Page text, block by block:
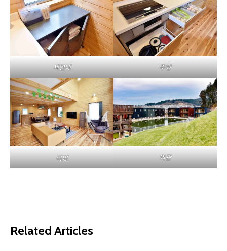
세면대 주방
리빙 외관
Related Articles